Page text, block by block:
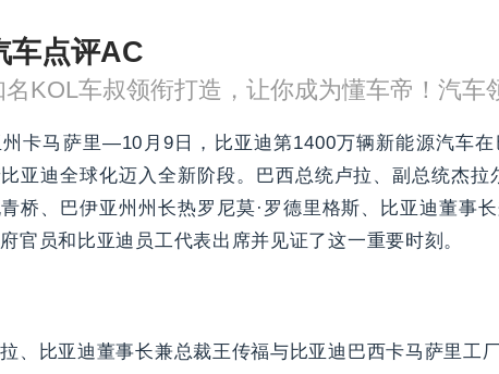
车点评AC
卡马萨里—10月9日，比亚迪第1400万辆新能源汽车
亚迪全球化迈入全新阶段。巴西总统卢拉、副总统杰拉
桥、巴伊亚州州长热罗尼莫·罗德里格斯、比亚迪董事
官员和比亚迪员工代表出席并见证了这一重要时刻。
、比亚迪董事长兼总裁王传福与比亚迪巴西卡马萨里工